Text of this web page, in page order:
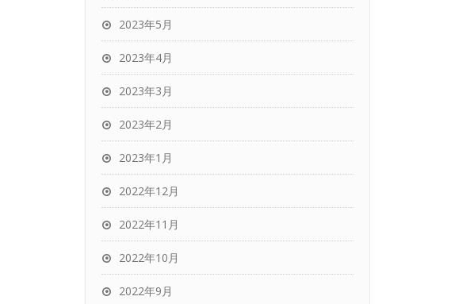
2023年5月
2023年4月
2023年3月
2023年2月
2023年1月
2022年12月
2022年11月
2022年10月
2022年9月